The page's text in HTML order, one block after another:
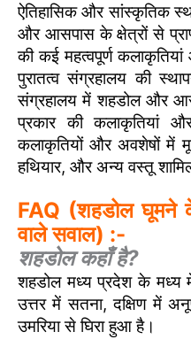
ऐतिहासिक और सांस्कृतिक
और आसपास के क्षेत्रों से
की कई महत्वपूर्ण
पुरातत्व संग्रहालय की
संग्रहालय में शहडोल और
प्रकार की कलाकृतियां
कलाकृतियों और अवशेषों में
हथियार, और अन्य वस्तू
FAQ (शहडोल घूमने
वाले सवाल) :-
शहडोल कहाँ है?
शहडोल मध्य प्रदेश के मध्य
उत्तर में सतना, दक्षिण में
उमरिया से घिरा हुआ है।